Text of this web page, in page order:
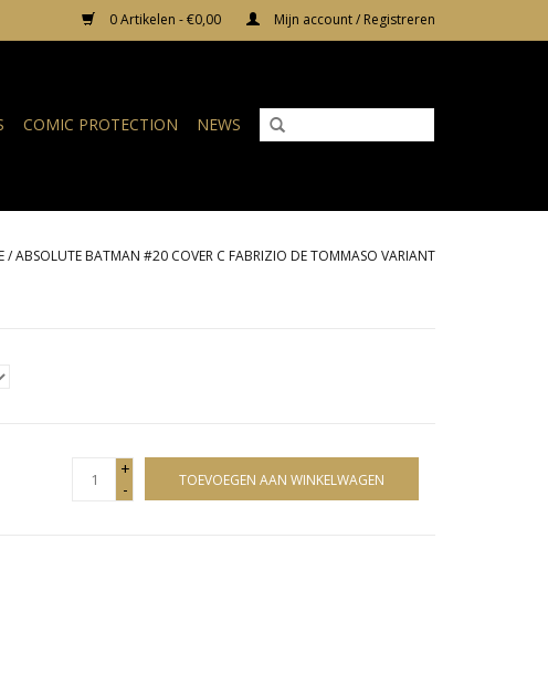
0 Artikelen - €0,00 Mijn account / Registreren
COMIC PROTECTION NEWS
/ABSOLUTE BATMAN #20 COVER C FABRIZIO DE TOMMASO VARIANT
+
-
TOEVOEGEN AAN WINKELWAGEN